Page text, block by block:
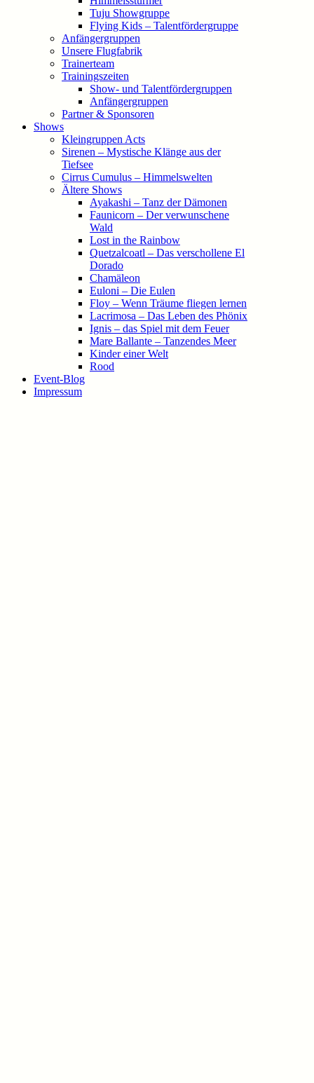
Tuju Showgruppe
Flying Kids – Talentfördergruppe
Anfängergruppen
Unsere Flugfabrik
Trainerteam
Trainingszeiten
Show- und Talentfördergruppen
Anfängergruppen
Partner & Sponsoren
Shows
Kleingruppen Acts
Sirenen – Mystische Klänge aus der
Tiefsee
Cirrus Cumulus – Himmelswelten
Ältere Shows
Ayakashi – Tanz der Dämonen
Faunicorn – Der verwunschene
Wald
Lost in the Rainbow
Quetzalcoatl – Das verschollene El
Dorado
Chamäleon
Euloni – Die Eulen
Floy – Wenn Träume fliegen lernen
Lacrimosa – Das Leben des Phönix
Ignis – das Spiel mit dem Feuer
Mare Ballante – Tanzendes Meer
Kinder einer Welt
Rood
Event-Blog
Impressum